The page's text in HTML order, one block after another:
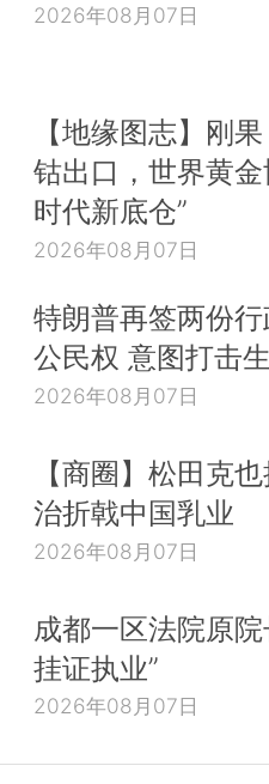
2026年08月07日
【地缘图志】刚
钴出口，世界黄金
时代新底仓”
2026年08月07日
特朗普再签两份
公民权 意图打击
2026年08月07日
【商圈】松田克
治折戟中国乳业
2026年08月07日
成都一区法院原
挂证执业”
2026年08月07日